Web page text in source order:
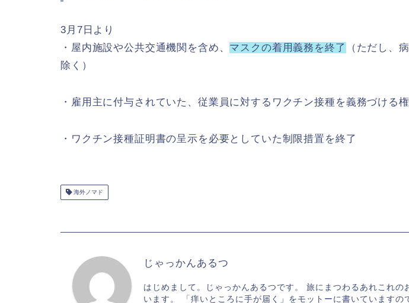
3月7日より
・屋内施設や公共交通機関を含め、 マスクの着用義務を終了
（ただし、
除く）
・雇用主に付与されていた、従業員に対するワクチン接種を義務づける
・ワクチン接種証明書の呈示を必要としていた制限措置を終了
海外ノマド
じゃっかんあるつ
はじめまして。じゃっかんあるつです。 旅にまつわるあれこれの
います。 「痒いところに手が届く」をモットーに書いていますの